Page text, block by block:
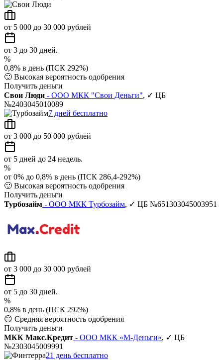
от 5 000 до 30 000 рублей
от 3 до 30 дней.
%
0,8% в день (ПСК 292%)
🙂 Высокая вероятность одобрения
Получить деньги
Свои Люди - ООО МКК "Свои Деньги", ✓ ЦБ
№2403045010089
7 дней бесплатно
от 3 000 до 50 000 рублей
от 5 дней до 24 недель.
%
от 0% до 0,8% в день (ПСК 286,4-292%)
🙂 Высокая вероятность одобрения
Получить деньги
Турбозайм - ООО МКК Турбозайм, ✓ ЦБ №651303045003951
от 3 000 до 30 000 рублей
от 5 до 30 дней.
%
0,8% в день (ПСК 292%)
😐 Средняя вероятность одобрения
Получить деньги
МКК Макс.Кредит - ООО МКК «М-Деньги», ✓ ЦБ
№2303045009991
21 день бесплатно